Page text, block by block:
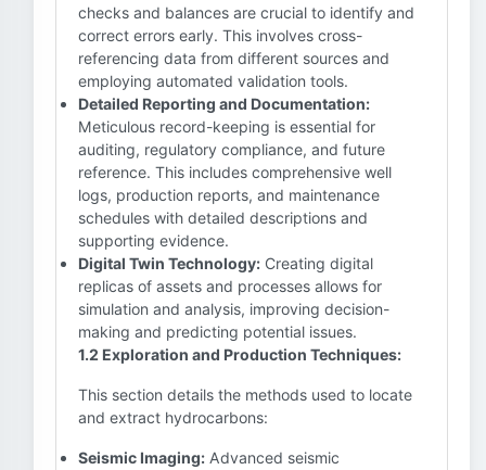
checks and balances are crucial to identify and
correct errors early. This involves cross-
referencing data from different sources and
employing automated validation tools.
Detailed Reporting and Documentation:
Meticulous record-keeping is essential for
auditing, regulatory compliance, and future
reference. This includes comprehensive well
logs, production reports, and maintenance
schedules with detailed descriptions and
supporting evidence.
Digital Twin Technology: Creating digital
replicas of assets and processes allows for
simulation and analysis, improving decision-
making and predicting potential issues.
1.2 Exploration and Production Techniques:
This section details the methods used to locate
and extract hydrocarbons:
Seismic Imaging: Advanced seismic